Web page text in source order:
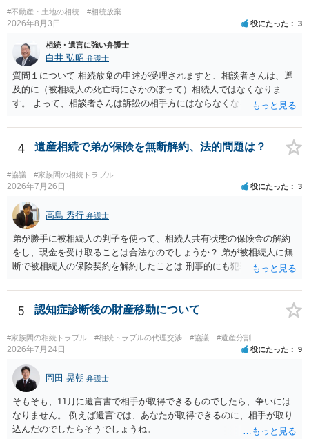
は思います。その場合、かかるのは戸籍等の取得費用と印紙代だけと
を確認し、印紙と共に家庭裁判所に提出して相続放棄申述受理通知書
を待つという流れになります。
#不動産・土地の相続 #相続放棄
2026年8月3日 役にたった 3
相続・遺言に強い弁護士
白井 弘昭 弁護士
質問１について 相続放棄の申述が受理されますと、相談者さんは、遡
及的に（被相続人の死亡時にさかのぼって）相続人ではなくなりま
す。 よって、相談者さんは訴訟の相手方にはならなくなるので（明け
理証明を家庭裁判所で取得し、コピーを答弁書に添えて裁判所に提出
してください。 質問２について 請求棄却を求める答弁書を提出すれ
ば、第１回期日は出席する必要がありません。その日は差支え（用事
があり出席できない）との記載で十分です。 質問３について 弁護士で
はないので、ｍｉｎｔｓでの提出の必要は無いと思います。郵送（期
限までに届けばよい）で十分です。 詳細は、書面記載の裁判所書記官
にお問い合わせください。 以上、ご参考まで。
4 遺産相続で弟が保険を無断解約、法的問題は？
#協議 #家族間の相続トラブル
2026年7月26日 役にたった 3
高島 秀行 弁護士
弟が勝手に被相続人の判子を使って、相続人共有状態の保険金の解約
をし、現金を受け取ることは合法なのでしょうか？ 弟が被相続人に無
断で被相続人の保険契約を解約したことは 刑事的にも犯罪となる可能
された書類のコピーを取得して、弁護士に面談で詳しい事情を話して
相談 されたら良いと思います。
5 認知症診断後の財産移動について
#家族間の相続トラブル #相続トラブルの代理交渉 #協議 #遺産分割
2026年7月24日 役にたった 9
岡田 晃朝 弁護士
そもそも、11月に遺言書で相手が取得できるものでしたら、争いには
なりません。 例えば遺言では、あなたが取得できるのに、相手が取り
込んだのでしたらそうでしょうね。